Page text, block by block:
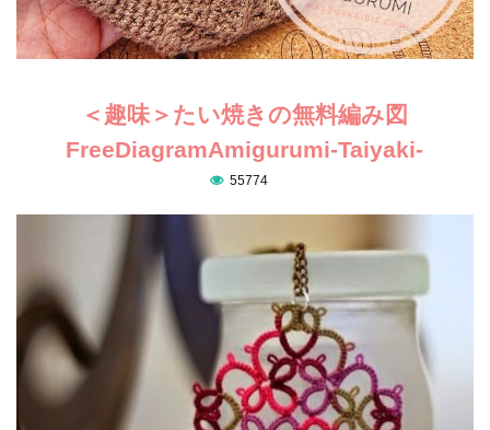
＜趣味＞たい焼きの無料編み図
FreeDiagramAmigurumi-Taiyaki-
55774